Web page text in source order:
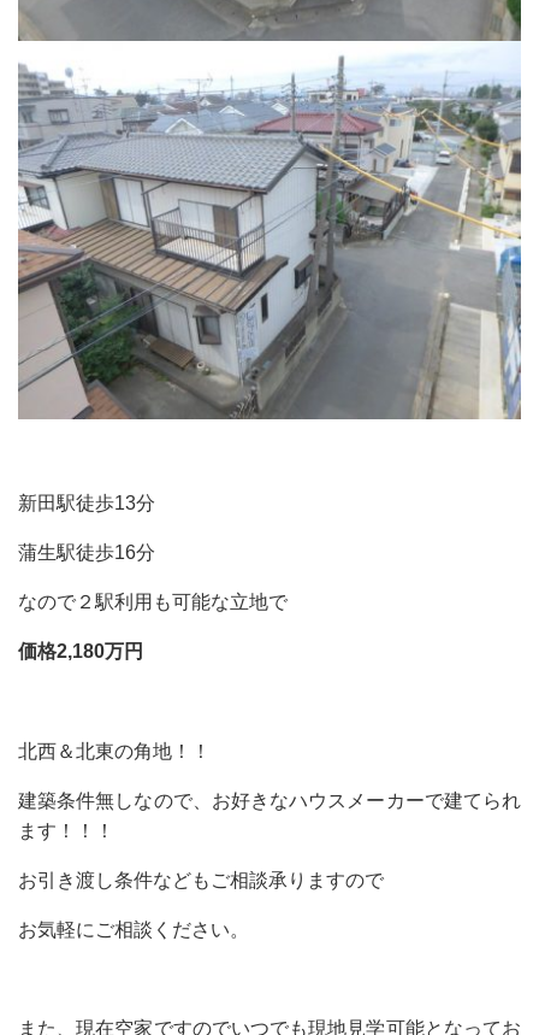
新田駅徒歩13分
蒲生駅徒歩16分
なので２駅利用も可能な立地で
価格2,180万円
北西＆北東の角地！！
建築条件無しなので、お好きなハウスメーカーで建てられ
ます！！！
お引き渡し条件などもご相談承りますので
お気軽にご相談ください。
また、現在空家ですのでいつでも現地見学可能となってお